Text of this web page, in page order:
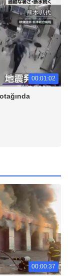
00:01:02
00:00:37